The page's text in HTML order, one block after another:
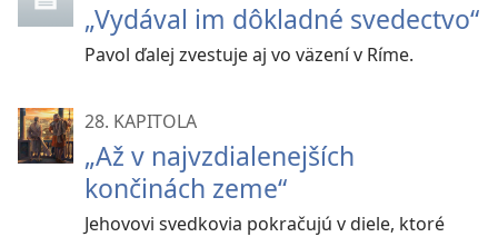
„Vydával im dôkladné svedectvo“
Pavol ďalej zvestuje aj vo väzení v Ríme.
28. KAPITOLA
„Až v najvzdialenejších
končinách zeme“
Jehovovi svedkovia pokračujú v diele, ktoré